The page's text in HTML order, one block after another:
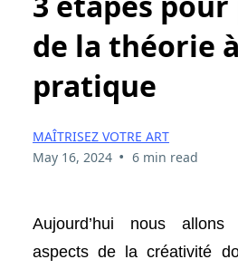
de la théorie
pratique
MAÎTRISEZ VOTRE ART
May 16, 2024 • 6 min read
Aujourd’hui nous
aspects de la créativité